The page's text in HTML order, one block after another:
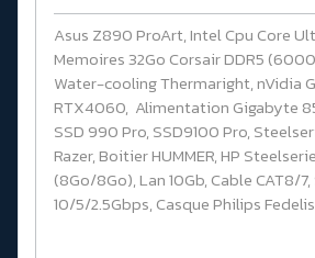
Asus Z890 ProArt, Intel Cpu Core
Memoires 32Go Corsair DDR5
Water-cooling Thermaright, nVidia
RTX4060, Alimentation Gigabyte
SSD 990 Pro, SSD9100 Pro,
Razer, Boitier HUMMER, HP
(8Go/8Go), Lan 10Gb, Cable CAT8/
10/5/2.5Gbps, Casque Philips